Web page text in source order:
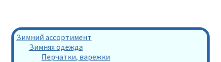
Зимний ассортимент
Зимняя одежда
Перчатки, варежки